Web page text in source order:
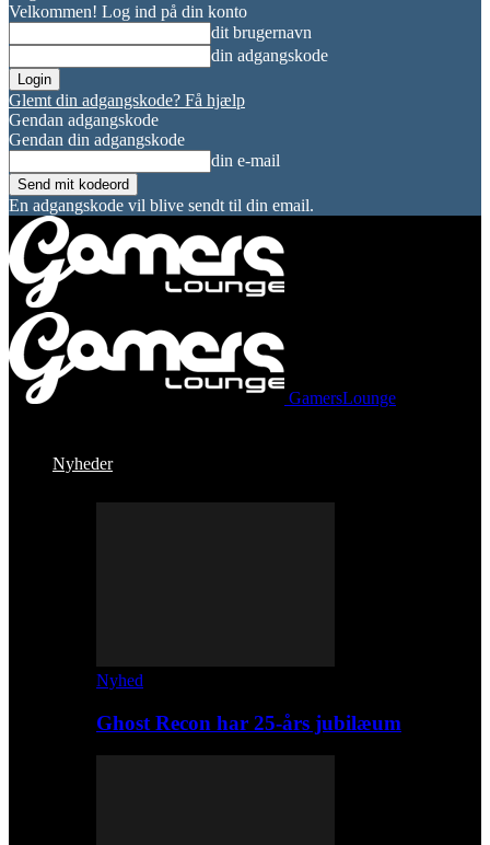
Velkommen! Log ind på din konto
dit brugernavn
din adgangskode
Glemt din adgangskode? Få hjælp
Gendan adgangskode
Gendan din adgangskode
din e-mail
En adgangskode vil blive sendt til din email.
GamersLounge
Nyheder
Nyhed
Ghost Recon har 25-års jubilæum